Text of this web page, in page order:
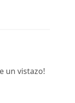
un vistazo!